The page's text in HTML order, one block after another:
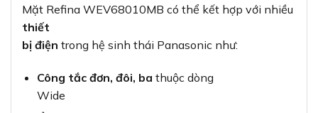
Mặt Refina WEV68010MB có thể kết hợp với nhiều
thiết
bị điện trong hệ sinh thái Panasonic như:
Công tắc đơn, đôi, ba thuộc dòng
Wide